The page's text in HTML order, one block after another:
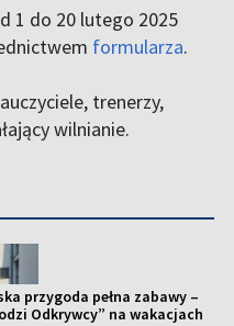
1 do 20 lutego 2025
formularza.
trenerzy,
wilnianie.
przygoda pełna zabawy –
Odkrywcy” na wakacjach